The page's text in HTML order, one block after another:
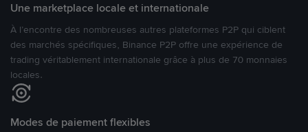
Une marketplace locale et internationale
À l’encontre des nombreuses autres plateformes P2P qui ciblent
des marchés spécifiques, Binance P2P offre une expérience de
trading véritablement internationale grâce à plus de 70 monnaies
locales.
Modes de paiement flexibles